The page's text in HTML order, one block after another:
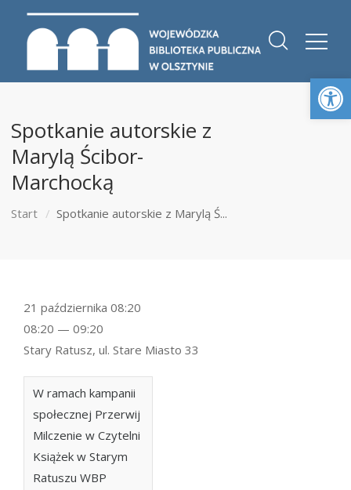
Spotkanie autorskie z
Marylą Ścibor-
Marchocką
Start Spotkanie autorskie z Marylą Ś...
W ramach kampanii
społecznej Przerwij
Milczenie w Czytelni
Książek w Starym
Ratuszu WBP
21 października 08:20
08:20 — 09:20
Stary Ratusz, ul. Stare Miasto 33